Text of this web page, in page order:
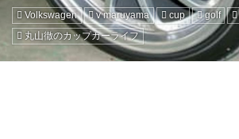
Volkswagen v maruyama cup golf
丸山徹のカップカーライフ